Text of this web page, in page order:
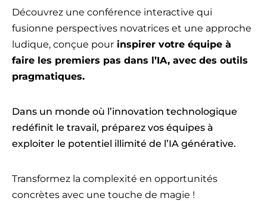
Découvrez une conférence interactive qui
fusionne perspectives novatrices et une approche
ludique, conçue pour inspirer votre équipe à
faire les premiers pas dans l’IA, avec des outils
pragmatiques.
Dans un monde où l’innovation technologique
redéfinit le travail, préparez vos équipes à
exploiter le potentiel illimité de l’IA générative.
Transformez la complexité en opportunités
concrètes avec une touche de magie !